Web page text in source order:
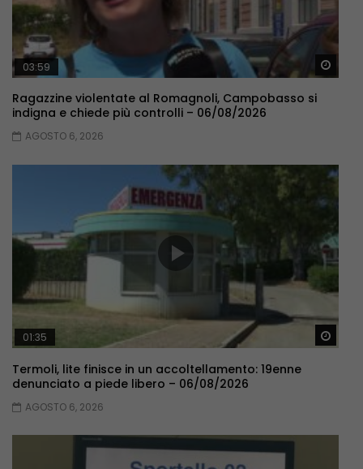
03:59
Ragazzine violentate al Romagnoli, Campobasso si
indigna e chiede più controlli – 06/08/2026
AGOSTO 6, 2026
01:35
Termoli, lite finisce in un accoltellamento: 19enne
denunciato a piede libero – 06/08/2026
AGOSTO 6, 2026